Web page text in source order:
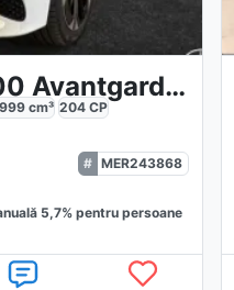
Mercedes-Benz E 300 Avantgarde Advanced
cm³ 204 CP
MER243868
5,7% pentru persoane